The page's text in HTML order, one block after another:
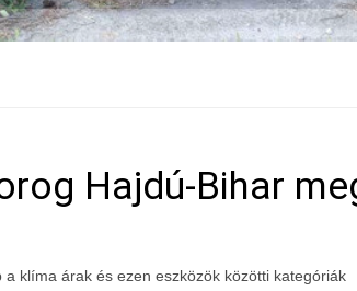
Hajdú-Bihar
klíma árak és ezen eszközök közötti kategóriák